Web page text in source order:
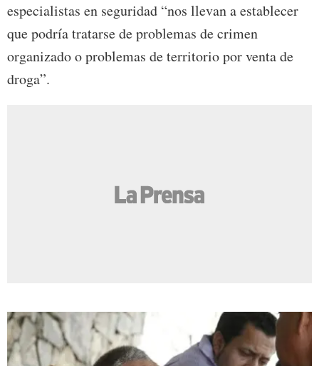
especialistas en seguridad “nos llevan a establecer
que podría tratarse de problemas de crimen
organizado o problemas de territorio por venta de
droga”.